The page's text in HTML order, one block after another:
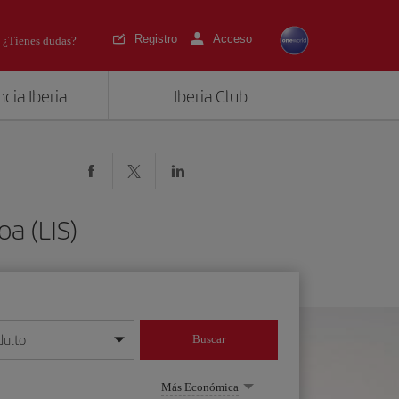
¿Tienes dudas? Registro Acceso
Iberia Iberia Club
(LIS)
mes/año
Buscar
Más Económica